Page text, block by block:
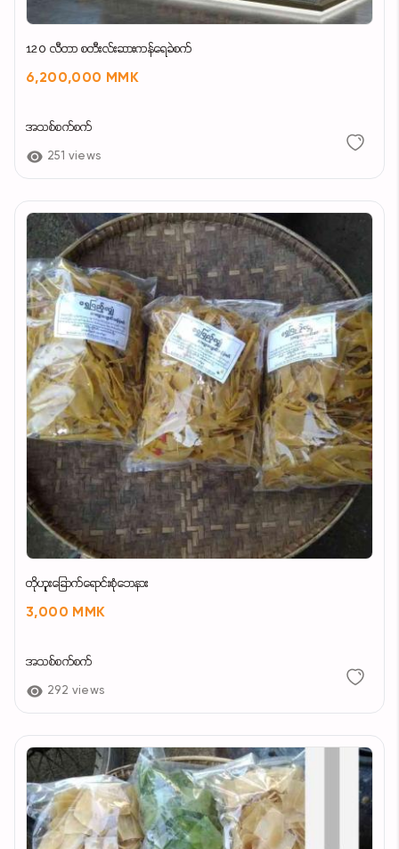
စျေးနှုန်း
၂ ဗူး ၁ သိန်း ၁ သောင်းကျပ်
09 777364460
120 လီတာ စတီးလ်းဆားကန်ရေခဲစက်
6,200,000 MMK
အသစ်စက်စက်
251 views
တိုဟူးခြောက်ရောင်းစုံဘေနား
3,000 MMK
အသစ်စက်စက်
292 views